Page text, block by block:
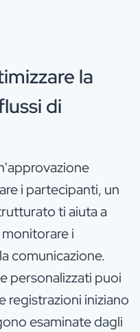
la
di
i partecipanti, un
ti aiuta a
i
comunicazione.
personalizzati puoi
registrazioni iniziano
esaminate dagli